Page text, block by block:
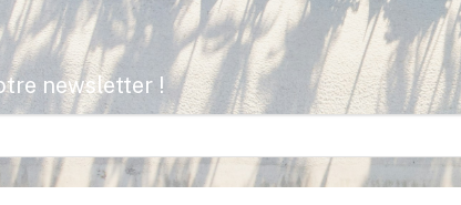
newsletter !